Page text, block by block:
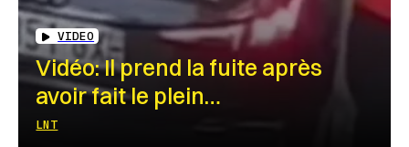
VIDEO
Vidéo: Il prend la fuite après
avoir fait le plein…
LNT